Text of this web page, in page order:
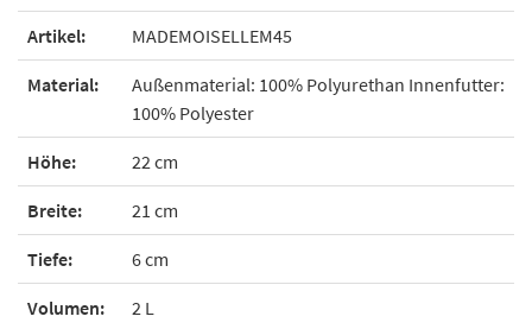
Artikel: MADEMOISELLEM45
Material:
Außenmaterial: 100% Polyurethan Innenfutter:
100% Polyester
Höhe: 22 cm
Breite: 21 cm
Tiefe: 6 cm
Volumen: 2 L